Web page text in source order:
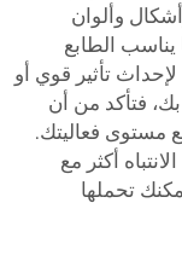
وألوان
الطابع
تأثير قوي أو
فتأكد من أن
فعاليتك.
أكثر مع
تحملها